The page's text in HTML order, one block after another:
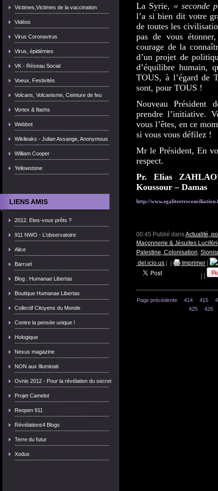
Victimes,Victimes de la vaccination
Vidéos
Virus Coronavirus
Virus, épidémies
VK - Réseau Social
Voeux, Festivités
Volcans, Volcanisme, Ceinture de feu
Vortex & flashs
Webbot
Wikileaks - Julian Assange, Anonymous
William Cooper
Yellowstone
LIENS AMIS
2012. Etes-vous prêts ?
911 NWO - L'observatoire
Alice
Barruel
Blog : Humanae Libertas
Boutique Humanae Libertas
Collectif Citoyens du Monde
Contre la pensée unique !
Hologique
Nexus magazine
NON aux Illuminati
Ovnis 2012 - Pour la révélation du secret
Projet Camelot
Reopen 911
Révélations4 Blogs
Terre du futur
Xodus
La Syrie, « seconde
l’a si bien dit votre
de toutes les
pas de vous
courage de la
d’un projet de
d’équilibre humain,
TOUS, à l’égard de
sont, pour TOUS !
Nouveau Président
prendre l’initiative.
vous l’êtes, en ce
si vous vous défilez !
Mr le Président, En
respect.
Pr. Elias
Koussour – Damas
http://
00:45 Publié dansActualité,
Maçonnerie & Jésuites
Palestine, Colonisation
del.icio.us | | Imprimer |
| |
Page précédente 414 415
425
426